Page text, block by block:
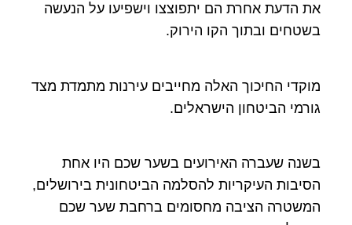
את הדעת אחרת הם יתפוצצו וישפיעו על הנעשה
בשטחים ובתוך הקו הירוק.
מוקדי החיכוך האלה מחייבים עירנות מתמדת מצד
גורמי הביטחון הישראלים.
בשנה שעברה האירועים בשער שכם היו אחת
הסיבות העיקריות להסלמה הביטחונית בירושלים,
המשטרה הציבה מחסומים ברחבת שער שכם